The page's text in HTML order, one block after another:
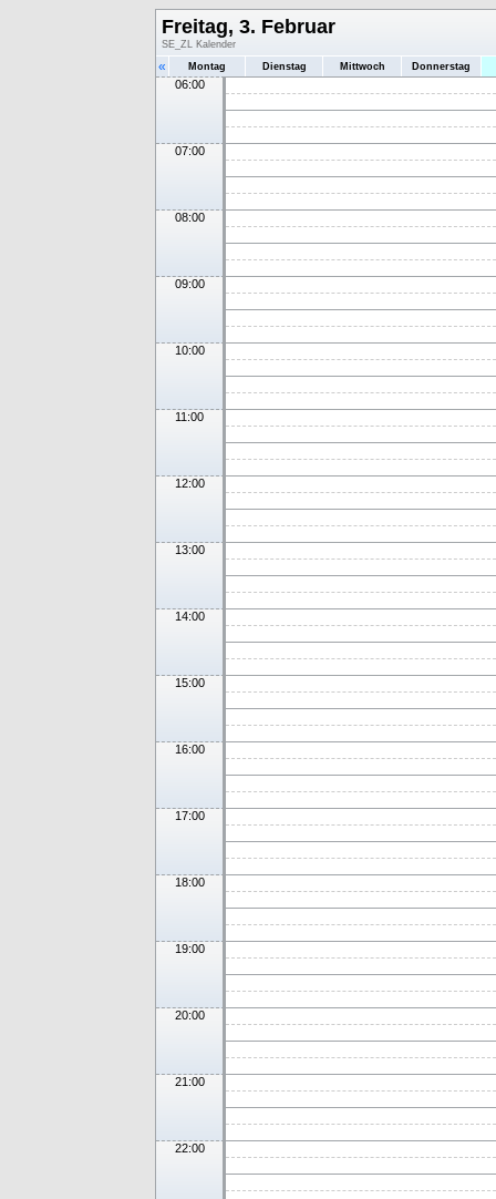
Freitag, 3. Februar
SE_ZL Kalender
« Montag Dienstag Mittwoch Donnerstag
06:00
07:00
08:00
09:00
10:00
11:00
12:00
13:00
14:00
15:00
16:00
17:00
18:00
19:00
20:00
21:00
22:00